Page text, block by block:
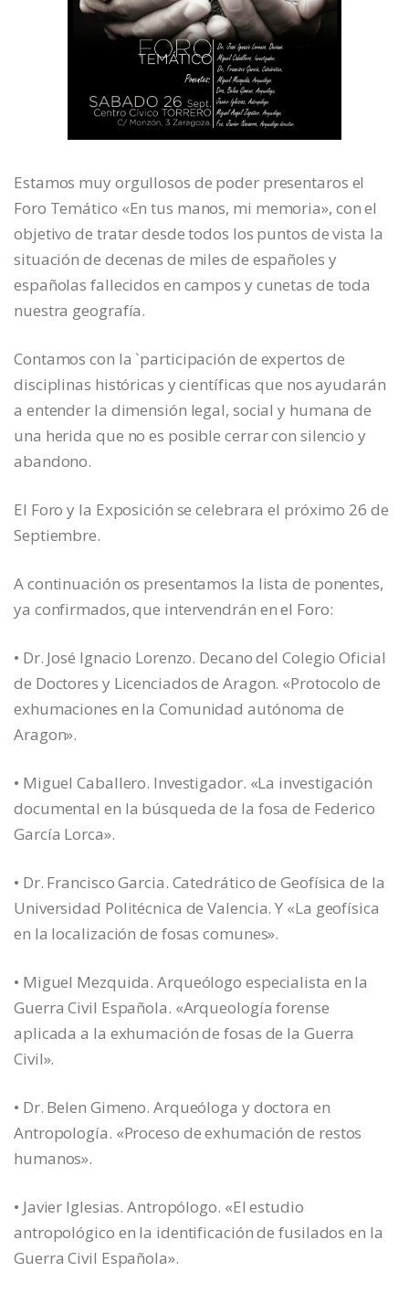
Estamos muy orgullosos de poder presentaros el
Foro Temático «En tus manos, mi memoria», con el
objetivo de tratar desde todos los puntos de vista la
situación de decenas de miles de españoles y
españolas fallecidos en campos y cunetas de toda
nuestra geografía.
Contamos con la `participación de expertos de
disciplinas históricas y científicas que nos ayudarán
a entender la dimensión legal, social y humana de
una herida que no es posible cerrar con silencio y
abandono.
El Foro y la Exposición se celebrara el próximo 26 de
Septiembre.
A continuación os presentamos la lista de ponentes,
ya confirmados, que intervendrán en el Foro:
• Dr. José Ignacio Lorenzo. Decano del Colegio Oficial
de Doctores y Licenciados de Aragon. «Protocolo de
exhumaciones en la Comunidad autónoma de
Aragon».
• Miguel Caballero. Investigador. «La investigación
documental en la búsqueda de la fosa de Federico
García Lorca».
• Dr. Francisco Garcia. Catedrático de Geofísica de la
Universidad Politécnica de Valencia. Y «La geofísica
en la localización de fosas comunes».
• Miguel Mezquida. Arqueólogo especialista en la
Guerra Civil Española. «Arqueología forense
aplicada a la exhumación de fosas de la Guerra
Civil».
• Dr. Belen Gimeno. Arqueóloga y doctora en
Antropología. «Proceso de exhumación de restos
humanos».
• Javier Iglesias. Antropólogo. «El estudio
antropológico en la identificación de fusilados en la
Guerra Civil Española».